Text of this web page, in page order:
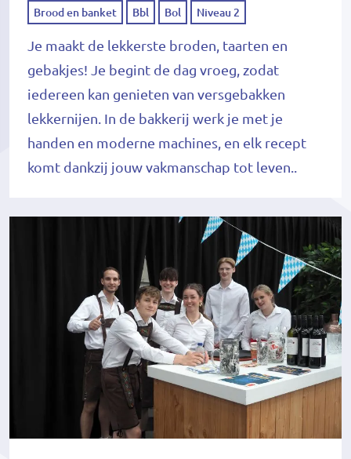
Brood en banket Bbl Bol Niveau 2
Je maakt de lekkerste broden, taarten en
gebakjes! Je begint de dag vroeg, zodat
iedereen kan genieten van versgebakken
lekkernijen. In de bakkerij werk je met je
handen en moderne machines, en elk recept
komt dankzij jouw vakmanschap tot leven..